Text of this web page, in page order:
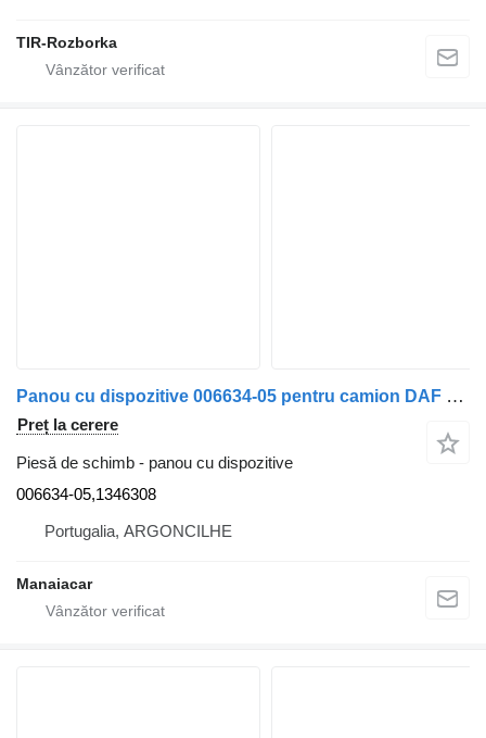
TIR-Rozborka
Panou cu dispozitive 006634-05 pentru camion DAF 65 CF | 98 - 00
Preț la cerere
Piesă de schimb - panou cu dispozitive
006634-05,1346308
Portugalia, ARGONCILHE
Manaiacar